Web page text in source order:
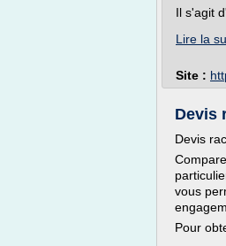
Il s'agit
Lire la
Site :
Devis
Devis
vous
Pour